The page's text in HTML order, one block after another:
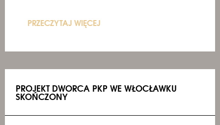
PRZECZYTAJ WIĘCEJ
PROJEKT DWORCA PKP WE WŁOCŁAWKU
SKOŃCZONY